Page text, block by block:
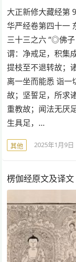
大正新修大藏经第
华严经卷第四十一
三十三之六 “◎佛
谓：净戒足，积集
提枝至不退转故；
离一坐而能悉 诣一
故；坚誓足，所求
重教故；闻法无厌
生具足，…
其他 2025年1月9日
楞伽经原文及译文